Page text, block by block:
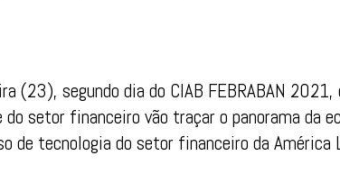
(23), segundo dia do CIAB FEBRABAN
setor financeiro vão traçar o panorama da
de tecnologia do setor financeiro da América